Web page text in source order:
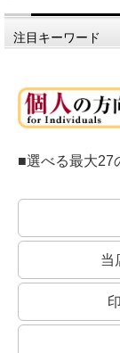
注目キーワード
■選べる最大27
当